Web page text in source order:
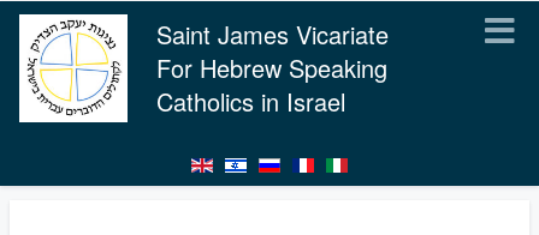
Saint James Vicariate
For Hebrew Speaking
Catholics in Israel